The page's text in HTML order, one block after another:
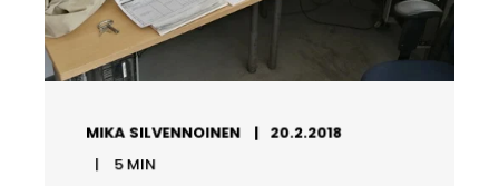
MIKA SILVENNOINEN 20.2.2018
5MIN